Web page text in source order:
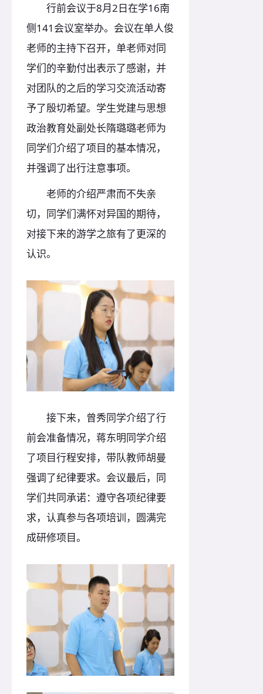
行前会议于8月2日在学16南
侧141会议室举办。会议在单人俊
老师的主持下召开，单老师对同
学们的辛勤付出表示了感谢，并
对团队的之后的学习交流活动寄
予了殷切希望。学生党建与思想
政治教育处副处长隋璐璐老师为
同学们介绍了项目的基本情况，
并强调了出行注意事项。
老师的介绍严肃而不失亲
切，同学们满怀对异国的期待，
对接下来的游学之旅有了更深的
认识。
接下来，曾秀同学介绍了行
前会准备情况，蒋东明同学介绍
了项目行程安排，带队教师胡曼
强调了纪律要求。会议最后，同
学们共同承诺：遵守各项纪律要
求，认真参与各项培训，圆满完
成研修项目。